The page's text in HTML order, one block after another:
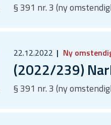
§ 391 nr. 3 (ny
22.12.2022 Ny
(2022/239)
§ 391 nr. 3 (ny